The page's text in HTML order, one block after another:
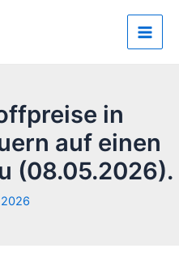
Main
in
auf einen
(08.05.2026).